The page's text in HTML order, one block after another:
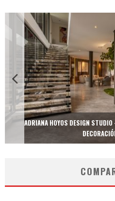
ADRIANA HOYOS DESIGN